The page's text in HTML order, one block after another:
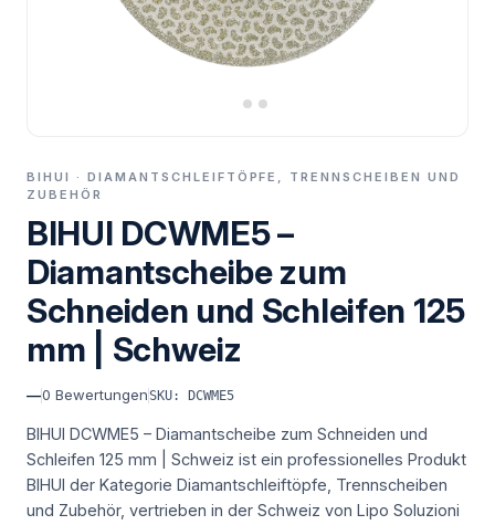
BIHUI · DIAMANTSCHLEIFTÖPFE, TRENNSCHEIBEN UND
ZUBEHÖR
BIHUI DCWME5 –
Diamantscheibe zum
Schneiden und Schleifen 125
mm | Schweiz
—0 BewertungenSKU: DCWME5
BIHUI DCWME5 – Diamantscheibe zum Schneiden und
Schleifen 125 mm | Schweiz ist ein professionelles Produkt
BIHUI der Kategorie Diamantschleiftöpfe, Trennscheiben
und Zubehör, vertrieben in der Schweiz von Lipo Soluzioni